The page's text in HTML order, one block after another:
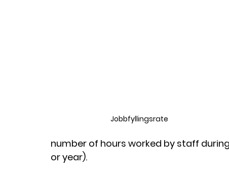
Jobbfyllingsrate
number of hours worked by staff
or year).